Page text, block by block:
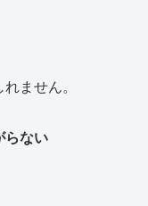
ません。
らない